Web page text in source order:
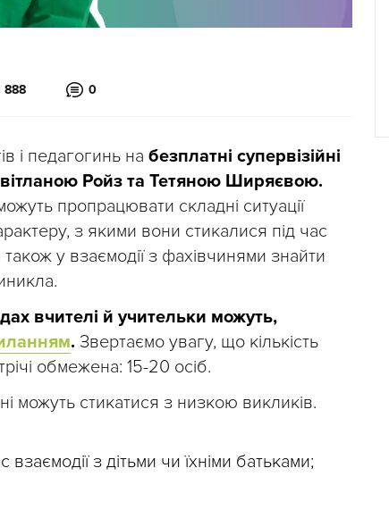
888 0
і педагогинь на безплатні супервізійні
Ройз та Тетяною Ширяєвою.
пропрацювати складні ситуації
з якими вони стикалися під час
у взаємодії з фахівчинями знайти
вчителі й учительки можуть,
. Звертаємо увагу, що кількість
обмежена: 15-20 осіб.
можуть стикатися з низкою викликів.
з дітьми чи їхніми батьками;